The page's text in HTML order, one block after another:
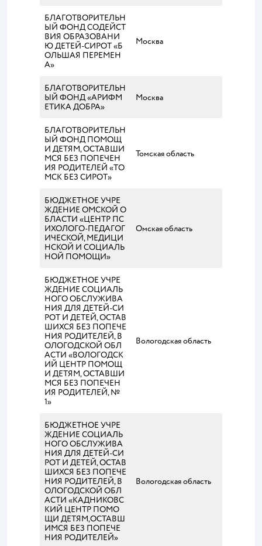
БЛАГОТВОРИТЕЛЬН
ЫЙ ФОНД СОДЕЙСТ
ВИЯ ОБРАЗОВАНИ
Ю ДЕТЕЙ-СИРОТ «Б
ОЛЬШАЯ ПЕРЕМЕН
А»
Москва
БЛАГОТВОРИТЕЛЬН
ЫЙ ФОНД «АРИФМ
ЕТИКА ДОБРА»
Москва
БЛАГОТВОРИТЕЛЬН
ЫЙ ФОНД ПОМОЩ
И ДЕТЯМ, ОСТАВШИ
МСЯ БЕЗ ПОПЕЧЕН
ИЯ РОДИТЕЛЕЙ «ТО
МСК БЕЗ СИРОТ»
Томская область
БЮДЖЕТНОЕ УЧРЕ
ЖДЕНИЕ ОМСКОЙ О
БЛАСТИ «ЦЕНТР ПС
ИХОЛОГО-ПЕДАГОГ
ИЧЕСКОЙ, МЕДИЦИ
НСКОЙ И СОЦИАЛЬ
НОЙ ПОМОЩИ»
Омская область
БЮДЖЕТНОЕ УЧРЕ
ЖДЕНИЕ СОЦИАЛЬ
НОГО ОБСЛУЖИВА
НИЯ ДЛЯ ДЕТЕЙ-СИ
РОТ И ДЕТЕЙ, ОСТАВ
ШИХСЯ БЕЗ ПОПЕЧЕ
НИЯ РОДИТЕЛЕЙ, В
ОЛОГОДСКОЙ ОБЛ
АСТИ «ВОЛОГОДСК
ИЙ ЦЕНТР ПОМОЩ
И ДЕТЯМ, ОСТАВШИ
МСЯ БЕЗ ПОПЕЧЕН
ИЯ РОДИТЕЛЕЙ, №
1»
Вологодская область
БЮДЖЕТНОЕ УЧРЕ
ЖДЕНИЕ СОЦИАЛЬ
НОГО ОБСЛУЖИВА
НИЯ ДЛЯ ДЕТЕЙ-СИ
РОТ И ДЕТЕЙ, ОСТАВ
ШИХСЯ БЕЗ ПОПЕЧЕ
НИЯ РОДИТЕЛЕЙ, В
ОЛОГОДСКОЙ ОБЛ
АСТИ «КАДНИКОВС
КИЙ ЦЕНТР ПОМО
ЩИ ДЕТЯМ,ОСТАВШ
ИМСЯ БЕЗ ПОПЕЧЕ
НИЯ РОДИТЕЛЕЙ»
Вологодская область